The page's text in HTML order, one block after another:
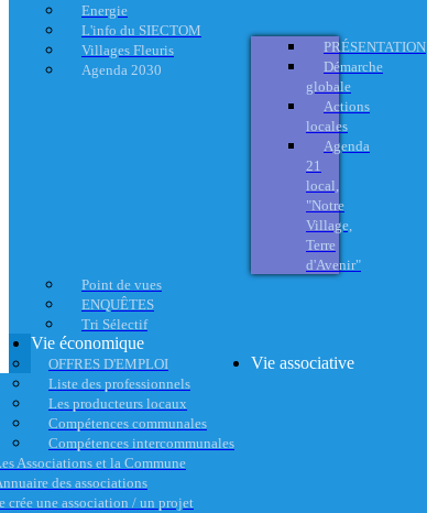
Energie
L'info du SIECTOM
Villages Fleuris
Agenda 2030
PRÉSENTATION
Démarche
globale
Actions
locales
Agenda
21
local,
"Notre
Village,
Terre
d'Avenir"
Point de vues
ENQUÊTES
Tri Sélectif
Vie économique
OFFRES D'EMPLOI
Liste des professionnels
Les producteurs locaux
Compétences communales
Compétences intercommunales
Vie associative
Associations et la Commune
des associations
crée une association / un projet